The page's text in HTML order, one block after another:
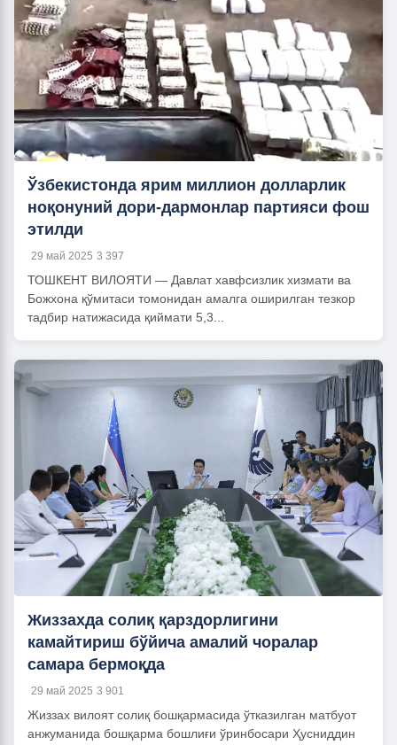
Ўзбекистонда ярим миллион долларлик
ноқонуний дори-дармонлар партияси фош
этилди
29 май 2025 3 397
ТОШКЕНТ ВИЛОЯТИ — Давлат хавфсизлик хизмати ва
Божхона қўмитаси томонидан амалга оширилган тезкор
тадбир натижасида қиймати 5,3...
Жиззахда солиқ қарздорлигини
камайтириш бўйича амалий чоралар
самара бермоқда
29 май 2025 3 901
Жиззах вилоят солиқ бошқармасида ўтказилган матбуот
анжуманида бошқарма бошлиғи ўринбосари Ҳусниддин